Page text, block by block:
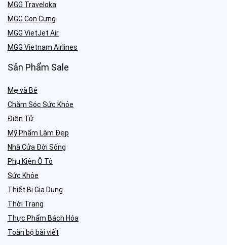
MGG Traveloka
MGG Con Cưng
MGG VietJet Air
MGG Vietnam Airlines
Sản Phẩm Sale
Mẹ và Bé
Chăm Sóc Sức Khỏe
Điện Tử
Mỹ Phẩm Làm Đẹp
Nhà Cửa Đời Sống
Phụ Kiện Ô Tô
Sức Khỏe
Thiết Bị Gia Dụng
Thời Trang
Thực Phẩm Bách Hóa
Toàn bộ bài viết